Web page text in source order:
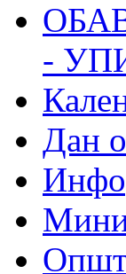
-
Дан